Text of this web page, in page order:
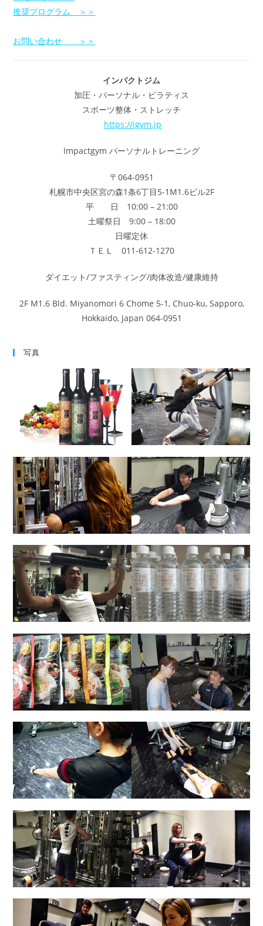
推奨プログラム ＞＞
お問い合わせ ＞＞
インパクトジム
加圧・パーソナル・ピラティス
スポーツ整体・ストレッチ
https://igym.jp
Impactgym パーソナルトレーニング
〒064-0951
札幌市中央区宮の森1条6丁目5-1M1.6ビル2F
平 日 10:00 – 21:00
土曜祭日 9:00 – 18:00
日曜定休
ＴＥＬ 011-612-1270
ダイエット/ファスティング/肉体改造/健康維持
2F M1.6 Bld. Miyanomori 6 Chome 5-1, Chuo-ku, Sapporo,
Hokkaido, Japan 064-0951
写真